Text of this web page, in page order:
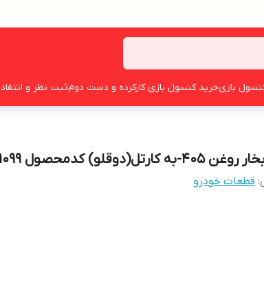
بازیخرید کنسول بازی کارکرده و دست دومثبت نظر و انتقاد
کدمحصول 1080101099
: قطعات خودرو